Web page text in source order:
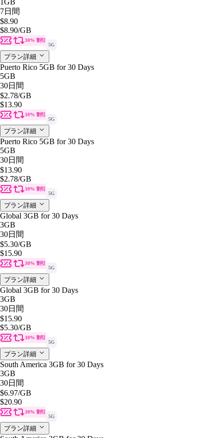
7日間
$8.90
$8.90/GB
10% 割引
5G
プラン詳細
Puerto Rico 5GB for 30 Days
5GB
30日間
$2.78/GB
$13.90
10% 割引
5G
プラン詳細
Puerto Rico 5GB for 30 Days
5GB
30日間
$13.90
$2.78/GB
10% 割引
5G
プラン詳細
Global 3GB for 30 Days
3GB
30日間
$5.30/GB
$15.90
10% 割引
5G
プラン詳細
Global 3GB for 30 Days
3GB
30日間
$15.90
$5.30/GB
10% 割引
5G
プラン詳細
South America 3GB for 30 Days
3GB
30日間
$6.97/GB
$20.90
10% 割引
5G
プラン詳細